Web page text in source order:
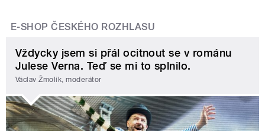
E-SHOP ČESKÉHO ROZHLASU
Vždycky jsem si přál ocitnout se v románu
Julese Verna. Teď se mi to splnilo.
Václav Žmolík, moderátor